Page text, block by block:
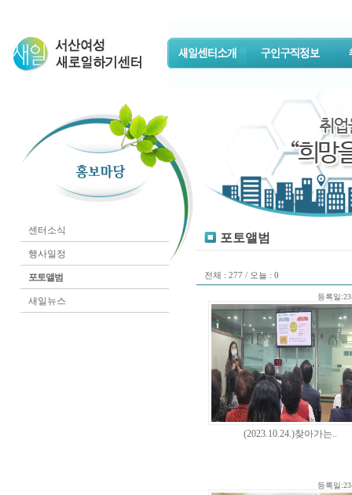
센터소식
행사일정
포토앨범
새일뉴스
포토앨범
전체 : 277 / 오늘 : 0
등록일
(2023.10.24.)찾아가는..
등록일